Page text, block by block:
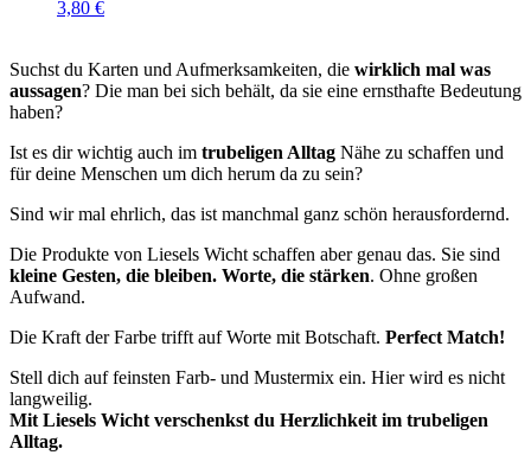
3,80 €
Suchst du Karten und Aufmerksamkeiten, die wirklich mal was
aussagen? Die man bei sich behält, da sie eine ernsthafte Bedeutung
haben?
Ist es dir wichtig auch im trubeligen Alltag Nähe zu schaffen und
für deine Menschen um dich herum da zu sein?
Sind wir mal ehrlich, das ist manchmal ganz schön herausfordernd.
Die Produkte von Liesels Wicht schaffen aber genau das. Sie sind
kleine Gesten, die bleiben. Worte, die stärken. Ohne großen
Aufwand.
Die Kraft der Farbe trifft auf Worte mit Botschaft. Perfect Match!
Stell dich auf feinsten Farb- und Mustermix ein. Hier wird es nicht
langweilig.
Mit Liesels Wicht verschenkst du Herzlichkeit im trubeligen
Alltag.